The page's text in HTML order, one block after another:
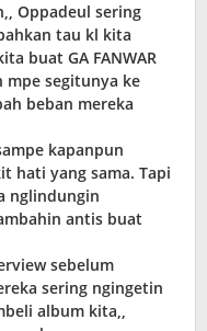
Oppadeul sering
tau kl kita
buat GA FANWAR
mpe segitunya ke
beban mereka
kapanpun
hati yang sama. Tapi
nglindungin
antis buat
sebelum
sering ngingetin
album kita,,